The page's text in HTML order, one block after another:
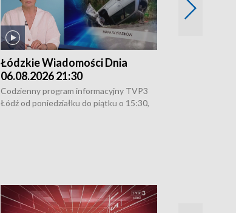
Łódzkie Wiadomości Dnia
06.08.2026 21:30
Codzienny program informacyjny TVP3
Łódź od poniedziałku do piątku o 15:30,